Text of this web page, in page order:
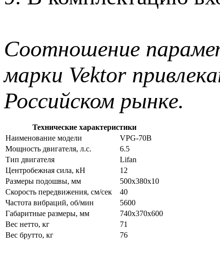
Соотношение
марки Vektor
Российском рынке.
Технические характеристики
Наименование модели
VPG-70B
Мощность двигателя, л.с.
6.5
Тип двигателя
Lifan
Центробежная сила, кН
12
Размеры подошвы, мм
500x380х10
Скорость передвижения, см/сек
40
Частота вибраций, об/мин
5600
Габаритные размеры, мм
740x370x600
Вес нетто, кг
71
Вес брутто, кг
76